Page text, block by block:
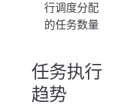
行调度分配
的任务数量
任务执行
趋势